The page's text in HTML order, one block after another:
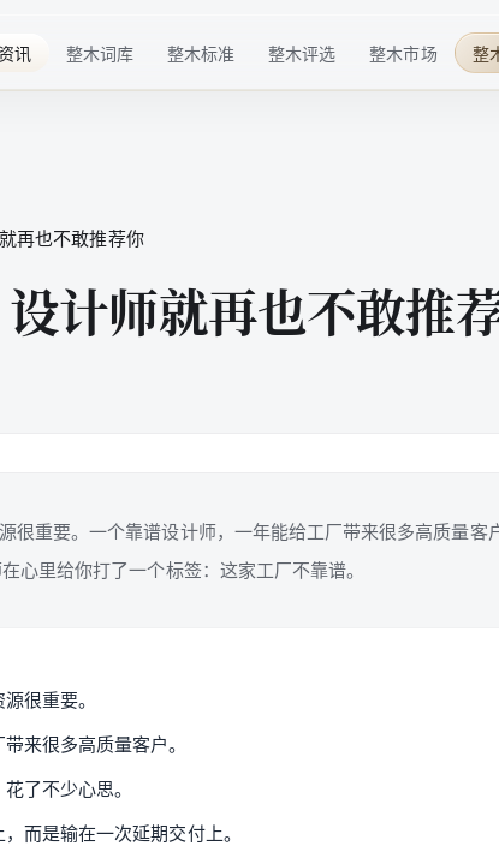
讯
动
后市场
整木词库
品牌百科
高定生活
整木标准 整木评选 整木市场 整
再也不敢推荐你
计师就再也不敢推
很重要。一个靠谱设计师，一年能给工厂带来很多高质量客
心里给你打了一个标签：这家工厂不靠谱。
很重要。
来很多高质量客户。
了不少心思。
而是输在一次延期交付上。